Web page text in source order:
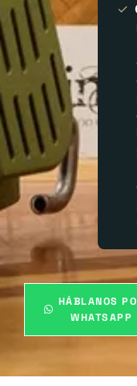
✓
HÁBLANOS
WHATSAPP